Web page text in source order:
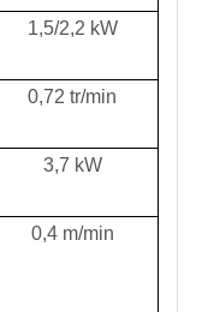
1,5/2,2 kW
0,72 tr/min
3,7 kW
0,4 m/min